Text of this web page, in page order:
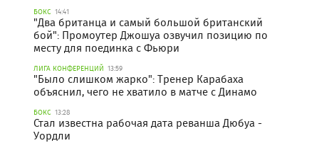
БОКС 14:41
"Два британца и самый большой британский
бой": Промоутер Джошуа озвучил позицию по
месту для поединка с Фьюри
ЛИГА КОНФЕРЕНЦИЙ 13:59
"Было слишком жарко": Тренер Карабаха
объяснил, чего не хватило в матче с Динамо
БОКС 13:28
Стал известна рабочая дата реванша Дюбуа -
Уордли